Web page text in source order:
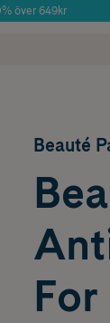
över 649kr
Beauté